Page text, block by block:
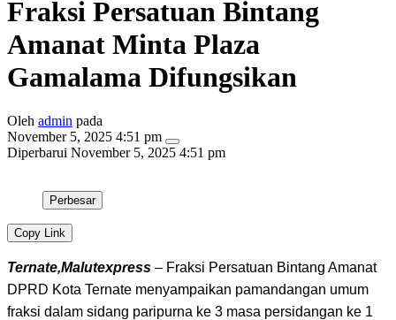
Fraksi Persatuan Bintang
Amanat Minta Plaza
Gamalama Difungsikan
Oleh admin pada
November 5, 2025 4:51 pm
Diperbarui November 5, 2025 4:51 pm
Perbesar
Copy Link
Ternate,Malutexpress – Fraksi Persatuan Bintang Amanat
DPRD Kota Ternate menyampaikan pamandangan umum
fraksi dalam sidang paripurna ke 3 masa persidangan ke 1